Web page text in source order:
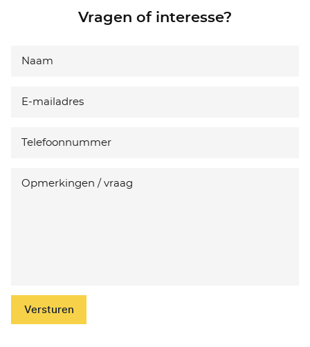
Vragen of interesse?
Versturen